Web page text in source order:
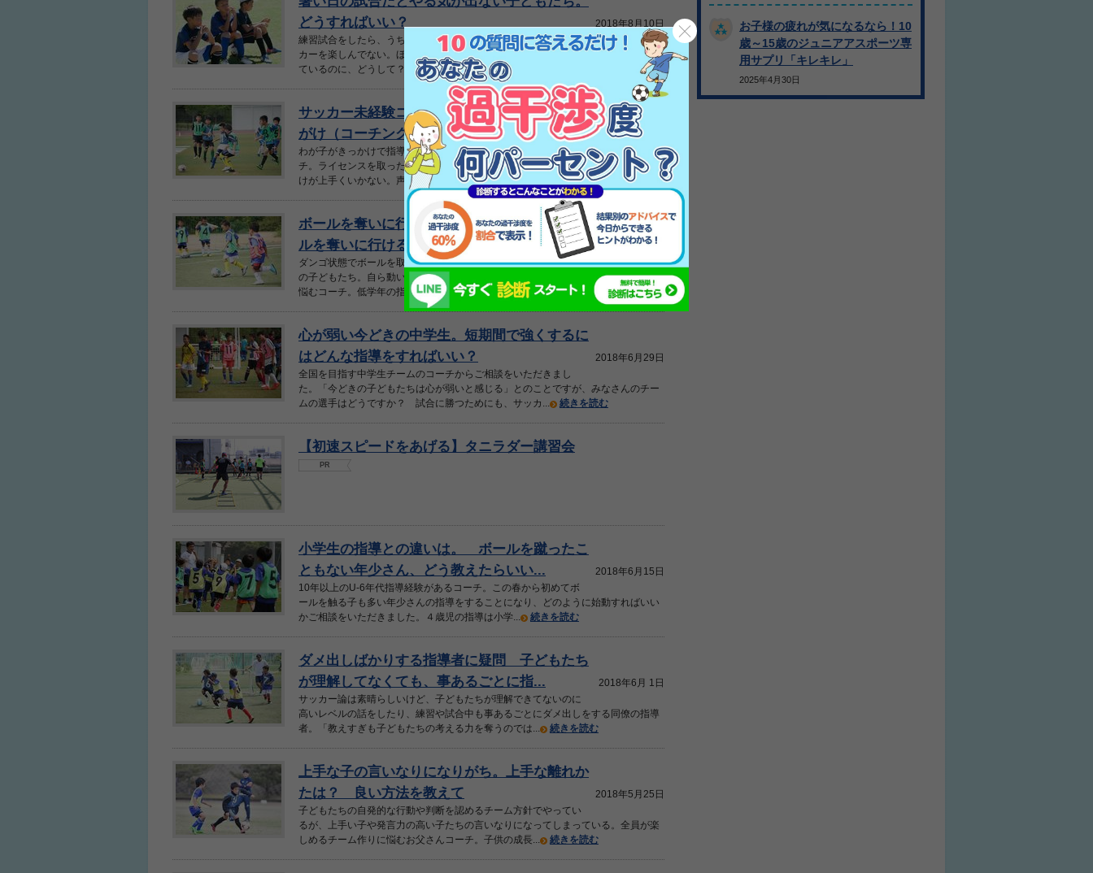
どうすればいい？
2018年8月10日
練習試合をしたら、うちのチームだけ「暑い」という理由でサッ
カーを楽しんでない。ほかのチームは子どもたち同士で声かけもして楽しんで動い
ているのに、どうして？ ほかのチームみたいにやる...
サッカー未経験コーチの悩み。 選手同士の声
がけ（コーチング）を増やしたい！ど...
2018年7月27日
わが子がきっかけで指導を始めたサッカー未経験のお父さんコー
チ。ライセンスを取ったり試行錯誤しながら指導しているけれど、選手同士の声か
けが上手くいかない。声かけに慣れさせるメニューを...
続きを読む
ボールを奪いに行かない低学年。自分からボー
ルを奪いに行けるようにするにはどん...
2018年7月 6日
ダンゴ状態でボールを取りにいかない、後ろから追いかけるだけ
の子どもたち。自ら動いてボールを取りに行く動きをどう教えればいいのか...。と
悩むコーチ。低学年の指導者で同じ悩みを持つコ...
続きを読む
心が弱い今どきの中学生。短期間で強くするに
はどんな指導をすればいい？
2018年6月29日
全国を目指す中学生チームのコーチからご相談をいただきまし
た。「今どきの子どもたちは心が弱いと感じる」とのことですが、みなさんのチー
ムの選手はどうですか？ 試合に勝つためにも、サッカ...
続きを読む
【初速スピードをあげる】タニラダー講習会
PR
小学生の指導との違いは。 ボールを蹴ったこ
ともない年少さん、どう教えたらいい...
2018年6月15日
10年以上のU-6年代指導経験があるコーチ。この春から初めてボ
ールを触る子も多い年少さんの指導をすることになり、どのように始動すればいい
かご相談をいただきました。４歳児の指導は小学...
続きを読む
ダメ出しばかりする指導者に疑問 子どもたち
が理解してなくても、事あるごとに指...
2018年6月 1日
サッカー論は素晴らしいけど、子どもたちが理解できてないのに
高いレベルの話をしたり、練習や試合中も事あるごとにダメ出しをする同僚の指導
者。「教えすぎも子どもたちの考える力を奪うのでは...
続きを読む
上手な子の言いなりになりがち。上手な離れか
たは？ 良い方法を教えて
2018年5月25日
子どもたちの自発的な行動や判断を認めるチーム方針でやってい
るが、上手い子や発言力の高い子たちの言いなりになってしまっている。全員が楽
しめるチーム作りに悩むお父さんコーチ。子供の成長...
続きを読む
お子様の疲れが気になるなら！10
歳～15歳のジュニアアスポーツ専
用サプリ「キレキレ」
2025年4月30日